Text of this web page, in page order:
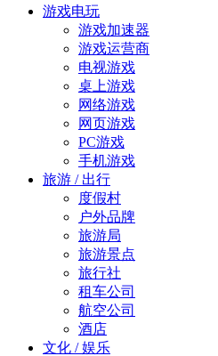
游戏电玩
游戏加速器
游戏运营商
电视游戏
桌上游戏
网络游戏
网页游戏
PC游戏
手机游戏
旅游 / 出行
度假村
户外品牌
旅游局
旅游景点
旅行社
租车公司
航空公司
酒店
文化 / 娱乐